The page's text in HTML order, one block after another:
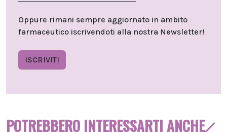
Oppure rimani sempre aggiornato in ambito
farmaceutico iscrivendoti alla nostra Newsletter!
ISCRIVITI
POTREBBERO INTERESSARTI ANCHE